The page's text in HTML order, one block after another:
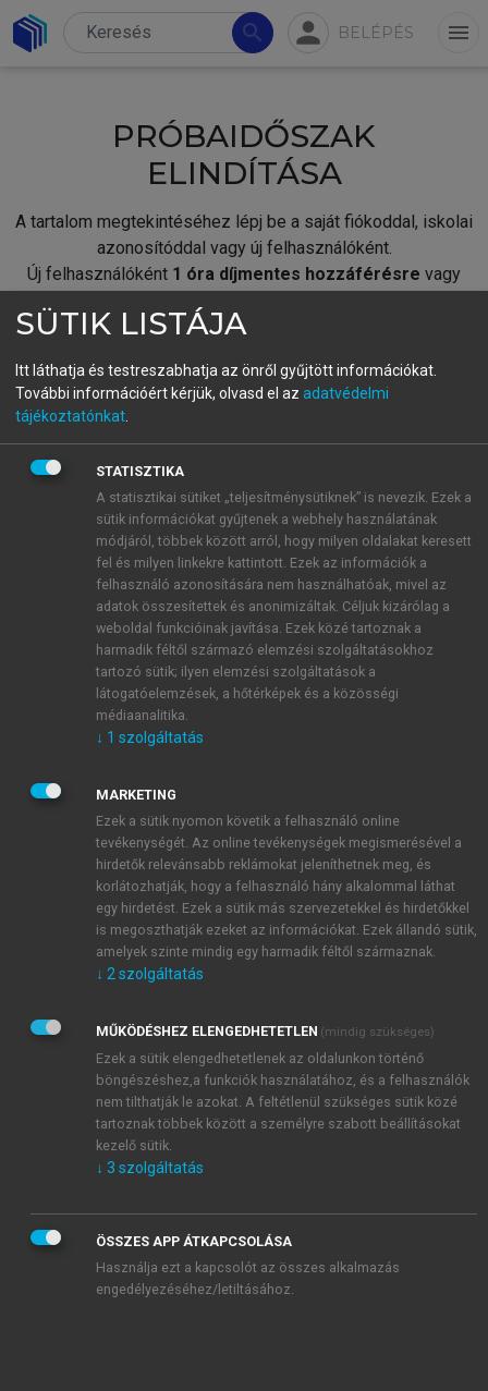
search person BELÉPÉS menu
PRÓBAIDŐSZAK
ELINDÍTÁSA
A tartalom megtekintéséhez lépj be a saját fiókoddal, iskolai
azonosítóddal vagy új felhasználóként.
Új felhasználóként 1 óra díjmentes hozzáférésre vagy
fiókoddal,vagy hozz létre új fiókot.
A regisztráció után apróbaidőszakautomatikusan
BELÉPÉS SAJÁT FIÓKKAL
ÚJ FIÓK LÉTREHOZÁSA
1 óra díjmentes hozzáférés
E-MAIL-CÍM
JELSZÓ
JELSZÓ ÚJRA
Kérek értesítést a MeRSZ újdonságairól, akcióiról.
Kérek értesítést az Akadémiai Kiadó Zrt. újdonságairól,
Adatkezelési tájékoztatóbanfoglaltakat tudomásul
veszem és elfogadom.
Általános vásárlási feltételeket, valamint a szotar.netés a
mersz.huoldalak licencszerződéseiben foglaltakat
tudomásul veszem és elfogadom.
KIPRÓBÁLOM
SÜTIK LISTÁJA
Itt láthatja és testreszabhatja az önről gyűjtött információkat.
További információért kérjük, olvasd el az adatvédelmi
tájékoztatónkat
STATISZTIKA
A statisztikai sütiket „teljesítménysütiknek” is nevezik. Ezek a
sütik információkat gyűjtenek a webhely használatának
módjáról, többek között arról, hogy milyen oldalakat keresett
fel és milyen linkekre kattintott. Ezek az információk a
felhasználó azonosítására nem használhatóak, mivel az
adatok összesítettek és anonimizáltak. Céljuk kizárólag a
weboldal funkcióinak javítása. Ezek közé tartoznak a
harmadik féltől származó elemzési szolgáltatásokhoz
tartozó sütik; ilyen elemzési szolgáltatások a
látogatóelemzések, a hőtérképek és a közösségi
médiaanalitika.
↓ 1 szolgáltatás
MARKETING
Ezek a sütik nyomon követik a felhasználó online
tevékenységét. Az online tevékenységek megismerésével a
hirdetők relevánsabb reklámokat jeleníthetnek meg, és
korlátozhatják, hogy a felhasználó hány alkalommal láthat
egy hirdetést. Ezek a sütik más szervezetekkel és hirdetőkkel
is megoszthatják ezeket az információkat. Ezek állandó sütik,
amelyek szinte mindig egy harmadik féltől származnak.
↓ 2 szolgáltatás
MŰKÖDÉSHEZ ELENGEDHETETLEN (mindig szükséges)
Ezek a sütik elengedhetetlenek az oldalunkon történő
böngészéshez,a funkciók használatához, és a felhasználók
nem tilthatják le azokat. A feltétlenül szükséges sütik közé
tartoznak többek között a személyre szabott beállításokat
kezelő sütik.
↓ 3 szolgáltatás
ÖSSZES APP ÁTKAPCSOLÁSA
Használja ezt a kapcsolót az összes alkalmazás
engedélyezéséhez/letiltásához.